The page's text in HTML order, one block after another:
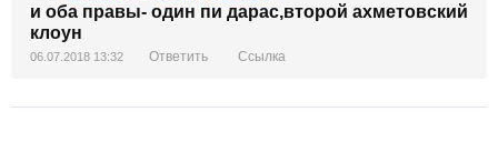
и оба правы- один пи дарас,второй ахметовский
клоун
06.07.2018 13:32 Ответить Ссылка